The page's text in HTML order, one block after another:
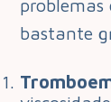
problemas
bastante